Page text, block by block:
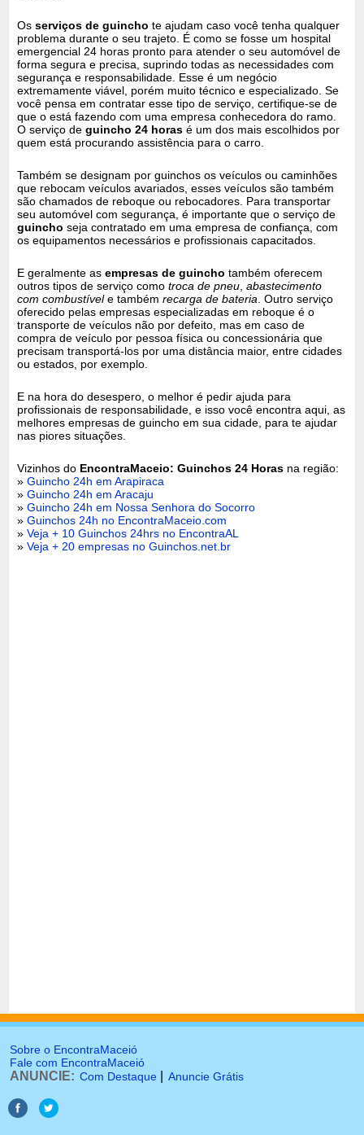
Osserviços de guincho te ajudam caso você tenha qualquer
problema durante o seu trajeto. É como se fosse um hospital
emergencial 24 horas pronto para atender o seu automóvel de
forma segura e precisa, suprindo todas as necessidades com
segurança e responsabilidade. Esse é um negócio
extremamente viável, porém muito técnico e especializado. Se
você pensa em contratar esse tipo de serviço, certifique-se de
que o está fazendo com uma empresa conhecedora do ramo.
O serviço deguincho 24 horas é um dos mais escolhidos por
quem está procurando assistência para o carro.
Também se designam por guinchos os veículos ou caminhões
que rebocam veículos avariados, esses veículos são também
são chamados de reboque ou rebocadores. Para transportar
seu automóvel com segurança, é importante que o serviço de
guincho seja contratado em uma empresa de confiança, com
os equipamentos necessários e profissionais capacitados.
E geralmente asempresas de guincho também oferecem
outros tipos de serviço comotroca de pneu ,abastecimento
com combustívele tambémrecarga de bateria . Outro serviço
oferecido pelas empresas especializadas em reboque é o
transporte de veículos não por defeito, mas em caso de
compra de veículo por pessoa física ou concessionária que
precisam transportá-los por uma distância maior, entre cidades
ou estados, por exemplo.
E na hora do desespero, o melhor é pedir ajuda para
profissionais de responsabilidade, e isso você encontra aqui, as
melhores empresas de guincho em sua cidade, para te ajudar
nas piores situações.
Vizinhos do EncontraMaceio: Guinchos 24 Horas na região:
»Guincho 24h em Arapiraca
»Guincho 24h em Aracaju
»Guincho 24h em Nossa Senhora do Socorro
»Guinchos 24h no EncontraMaceio.com
»Veja + 10 Guinchos 24hrs no EncontraAL
»Veja + 20 empresas no Guinchos.net.br
Sobre o EncontraMaceió
Fale com EncontraMaceió
ANUNCIE: Com Destaque Anuncie Grátis